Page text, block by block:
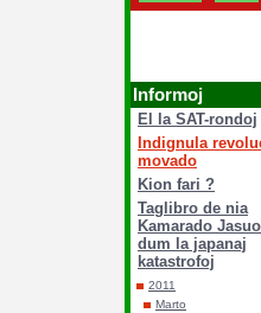
Informoj
El la SAT-rondoj
Indignula
movado
Kion fari ?
Taglibro de nia
Kamarado Jasuo
dum la japanaj
katastrofoj
2011
Marto